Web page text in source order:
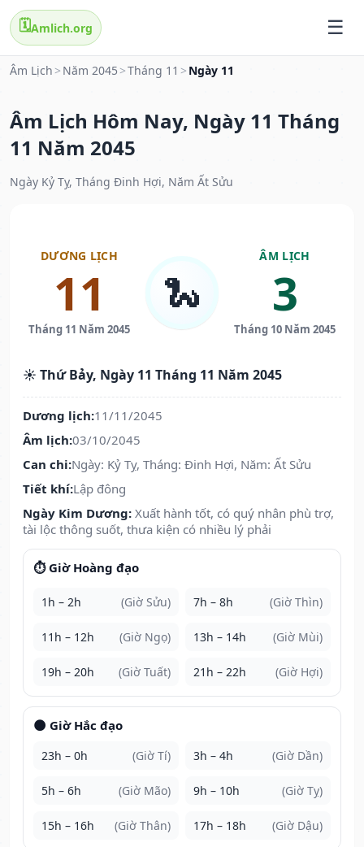
🗓️Amlich.org
Âm Lịch > Năm 2045 >Tháng 11 > Ngày 11
Âm Lịch Hôm Nay, Ngày 11 Tháng
11 Năm 2045
Ngày Kỷ Tỵ, Tháng Đinh Hợi, Năm Ất Sửu
DƯƠNG LỊCH
11
Tháng 11 Năm 2045
🐍
ÂM LỊCH
3
Tháng 10 Năm 2045
☀️ Thứ Bảy, Ngày 11 Tháng 11 Năm 2045
Dương lịch:11/11/2045
Âm lịch:03/10/2045
Can chi:Ngày: Kỷ Tỵ, Tháng: Đinh Hợi, Năm: Ất Sửu
Tiết khí:Lập đông
Ngày Kim Dương: Xuất hành tốt, có quý nhân phù trợ,
tài lộc thông suốt, thưa kiện có nhiều lý phải
⏱️ Giờ Hoàng đạo
1h – 2h (Giờ Sửu) 7h – 8h (Giờ Thìn)
11h – 12h (Giờ Ngọ) 13h – 14h (Giờ Mùi)
19h – 20h (Giờ Tuất) 21h – 22h (Giờ Hợi)
🌑 Giờ Hắc đạo
23h – 0h (Giờ Tí) 3h – 4h (Giờ Dần)
5h – 6h (Giờ Mão) 9h – 10h (Giờ Tỵ)
15h – 16h (Giờ Thân) 17h – 18h (Giờ Dậu)